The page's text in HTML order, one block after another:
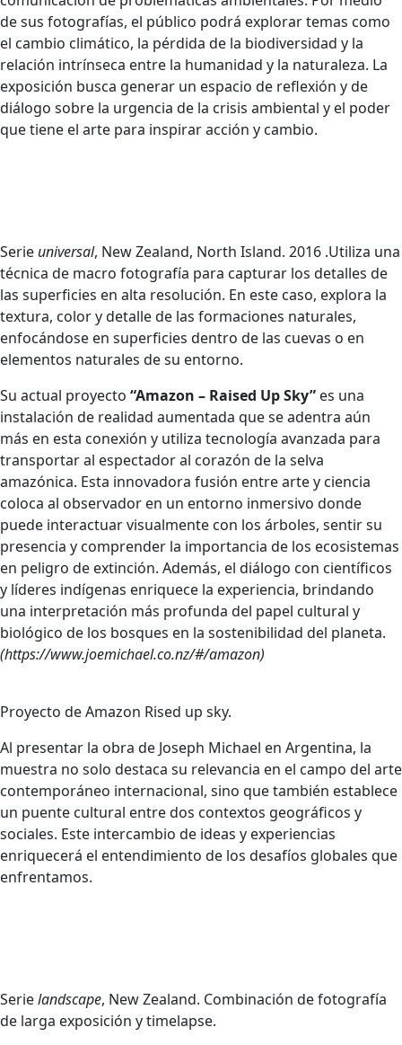
de sus fotografías, el público podrá explorar temas como
el cambio climático, la pérdida de la biodiversidad y la
relación intrínseca entre la humanidad y la naturaleza. La
exposición busca generar un espacio de reflexión y de
diálogo sobre la urgencia de la crisis ambiental y el poder
que tiene el arte para inspirar acción y cambio.
Serie universal, New Zealand, North Island. 2016 .Utiliza una
técnica de macro fotografía para capturar los detalles de
las superficies en alta resolución. En este caso, explora la
textura, color y detalle de las formaciones naturales,
enfocándose en superficies dentro de las cuevas o en
elementos naturales de su entorno.
Su actual proyecto “Amazon – Raised Up Sky” es una
instalación de realidad aumentada que se adentra aún
más en esta conexión y utiliza tecnología avanzada para
transportar al espectador al corazón de la selva
amazónica. Esta innovadora fusión entre arte y ciencia
coloca al observador en un entorno inmersivo donde
puede interactuar visualmente con los árboles, sentir su
presencia y comprender la importancia de los ecosistemas
en peligro de extinción. Además, el diálogo con científicos
y líderes indígenas enriquece la experiencia, brindando
una interpretación más profunda del papel cultural y
biológico de los bosques en la sostenibilidad del planeta.
(https://www.joemichael.co.nz/#/amazon)
Proyecto de Amazon Rised up sky.
Al presentar la obra de Joseph Michael en Argentina, la
muestra no solo destaca su relevancia en el campo del arte
contemporáneo internacional, sino que también establece
un puente cultural entre dos contextos geográficos y
sociales. Este intercambio de ideas y experiencias
enriquecerá el entendimiento de los desafíos globales que
enfrentamos.
Serielandscape, New Zealand. Combinación de fotografía
de larga exposición y timelapse.